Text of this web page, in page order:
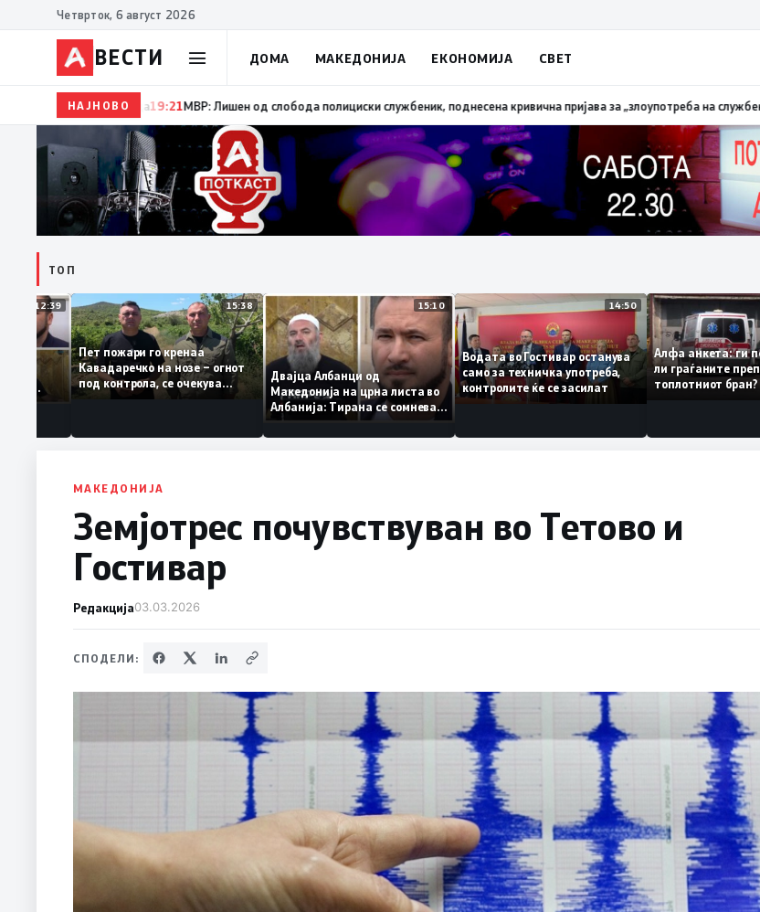
Четврток, 6 август 2026
ВЕСТИ ДОМА МАКЕДОНИЈА ЕКОНОМИЈА СВЕТ
НАЈНОВО19:22Ангелов: Спречена катастрофа во виничко, запалена трева при сечење со брусилица19:21МВР: Лишен од
ТОП
12:39
За
му
од
кога му гори
15:38
Пет пожари го кренаа
Кавадаречко на нозе – огнот
под контрола, се очекува
целосно гаснење
15:10
Двајца Албанци од
Македонија на црна листа во
Албанија: Тирана се сомнева
дека работеле за
терористички организации
14:50
Водата во Гостивар останува
само за техничка употреба,
контролите ќе се засилат
Алфа анкета:
ли граѓаните
топлотниот
МАКЕДОНИЈА
Земјотрес почувствуван во Тетово и
Гостивар
Редакција03.03.2026
СПОДЕЛИ: